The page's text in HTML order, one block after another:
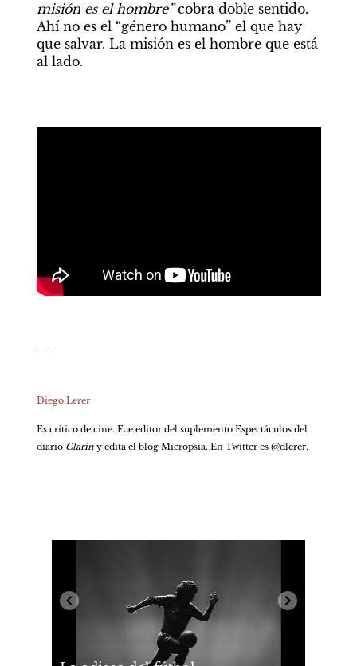
misión es el hombre” cobra doble sentido.
Ahí no es el “género humano” el que hay
que salvar. La misión es el hombre que está
al lado.
Diego Lerer
Es crítico de cine. Fue editor del suplemento Espectáculos del
diario Clarín y edita el blog Micropsia. En Twitter es @dlerer.